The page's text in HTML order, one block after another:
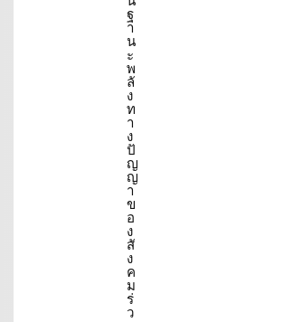
ฐ
า
น
ะ
พ
ลั
ง
ท
า
ง
ปั
ญ
ญ
า
ข
อ
ง
สั
ง
ค
ม
ร่
ว